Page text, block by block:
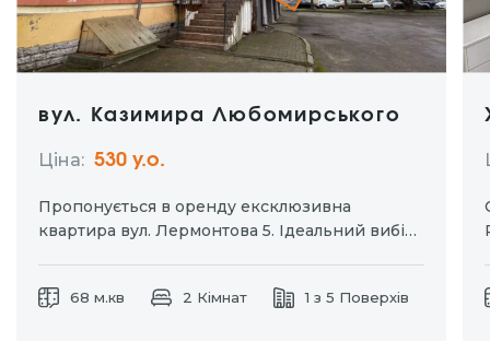
вул. Казимира Любомирського
Ціна: 530 y.о.
Пропонується в оренду ексклюзивна
квартира вул. Лермонтова 5. Ідеальний вибір
затишком власного простору без зайвих
68 м.кв 2 Кімнат 1 з 5 Поверхів